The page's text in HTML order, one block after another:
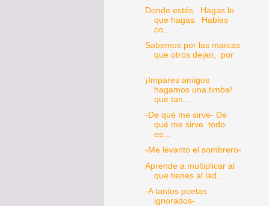
Donde estés. Hagas lo
que hagas. Hables
co...
Sabemos por las marcas
que otros dejan, por
...
¡Impares amigos
hagamos una timba!
que tan...
-De qué me sirve- De
qué me sirve todo
es...
-Me levanto el sombrero-
Aprende a multiplicar al
que tienes al lad...
-A tantos poetas
ignorados-